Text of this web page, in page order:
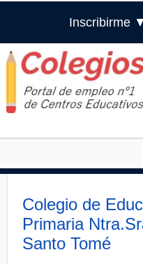
Inscribirme ▼
Colegio de
Primaria
Santo Tomé